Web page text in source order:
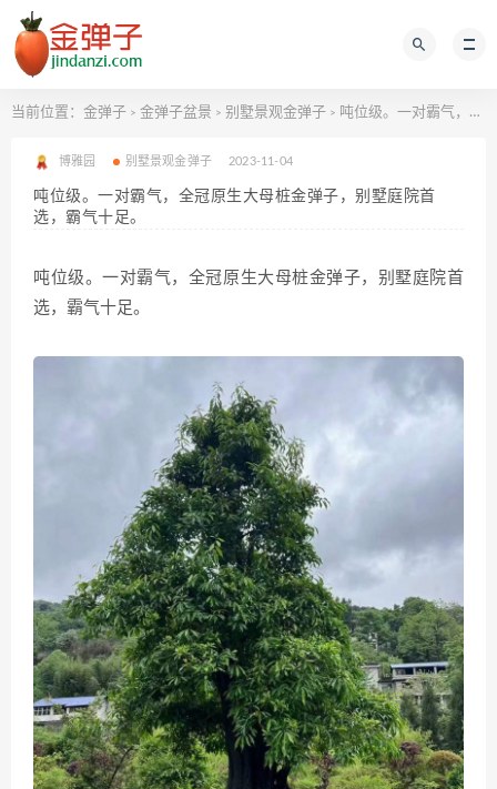
当前位置： 金弹子 > 金弹子盆景 > 别墅景观金弹子 > 吨位级。一对霸气，全冠原生大母桩金弹子，别墅庭院首选，霸气十足。
博雅园 别墅景观金弹子 2023-11-04
吨位级。一对霸气，全冠原生大母桩金弹子，别墅庭院首
选，霸气十足。
吨位级。一对霸气，全冠原生大母桩金弹子，别墅庭院首
选，霸气十足。